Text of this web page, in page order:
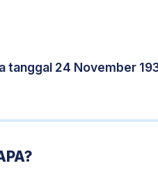
tanggal 24 November